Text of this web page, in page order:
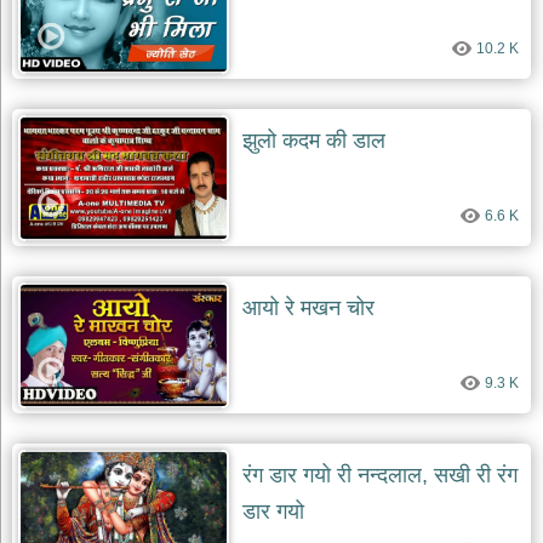
देश
भक्ति
patriotic
bhajans
खाटू
श्याम
भजन
khatu
bhajans
रानी
सती
दादी
भजन
rani
dadi
bhajans
बावा
लाल
10.2 K
झुलो कदम की डाल
6.6 K
आयो रे मखन चोर
9.3 K
रंग डार गयो री नन्दलाल, सखी री रंग
डार गयो